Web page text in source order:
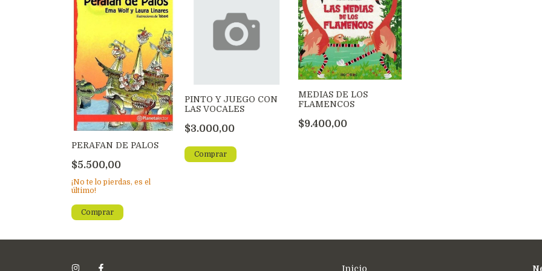
PERAFAN DE PALOS
$5.500,00
¡No te lo pierdas, es el
último!
PINTO Y JUEGO CON
LAS VOCALES
$3.000,00
MEDIAS DE LOS
FLAMENCOS
$9.400,00
Inicio